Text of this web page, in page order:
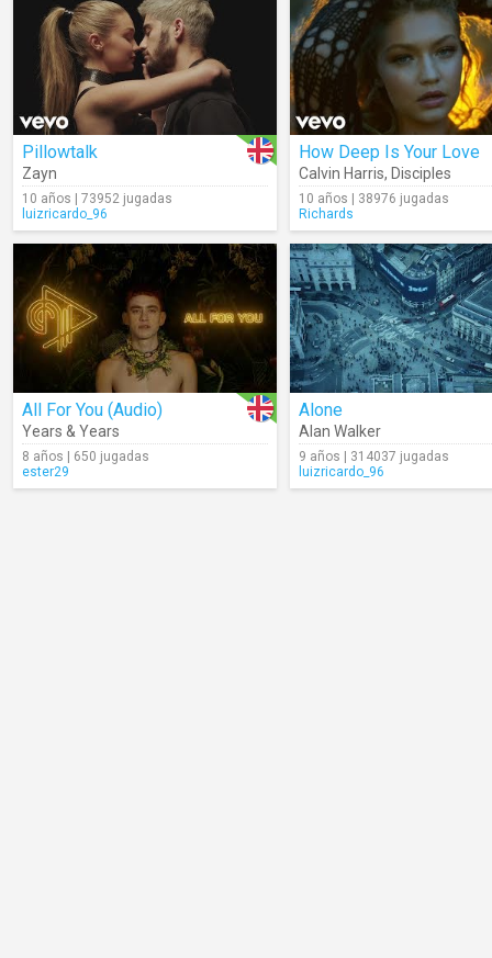
Pillowtalk
Zayn
10 años | 73952 jugadas
luizricardo_96
How Deep Is Your Love
Calvin Harris, Disciples
10 años | 38976 jugadas
Richards
All For You (Audio)
Years & Years
8 años | 650 jugadas
ester29
Alone
Alan Walker
9 años | 314037 jugadas
luizricardo_96